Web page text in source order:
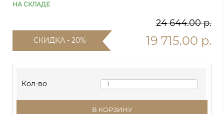
НА СКЛАДЕ
24 644.00 р.
СКИДКА - 20% 19 715.00 р.
Кол-во
В КОРЗИНУ